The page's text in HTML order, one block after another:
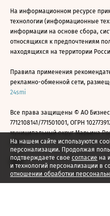
На нашем сайте используются
персонализации. Продолжая
подтверждаете свое согласие на
и технологий персонализации в
отношении обработки
На информационном ресурсе
технологии (информационные
информации на основе сбора,
относящихся к предпочтениям
находящихся на территории
Правила применения
рекламно-обменной сети,
24smi
Все права защищены © АО
7712108141/771501001, ОГРН
муниципальный округ Марьина
2026